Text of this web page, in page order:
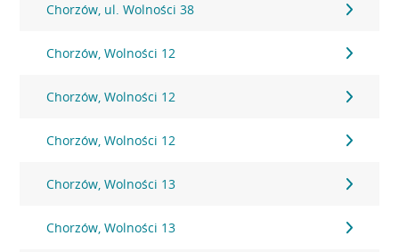
Chorzów, ul. Wolności 38
Chorzów, Wolności 12
Chorzów, Wolności 12
Chorzów, Wolności 12
Chorzów, Wolności 13
Chorzów, Wolności 13